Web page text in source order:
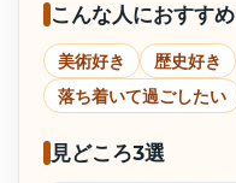
こんな人におすすめ
美術好き 歴史好き
落ち着いて過ごしたい
見どころ3選